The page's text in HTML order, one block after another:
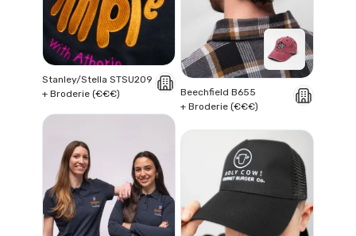
Beechfield B655
+ Broderie (€€€)
Stanley/Stella STSU209
+ Broderie (€€€)